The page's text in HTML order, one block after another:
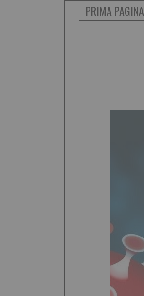
PRIMA PAGINA